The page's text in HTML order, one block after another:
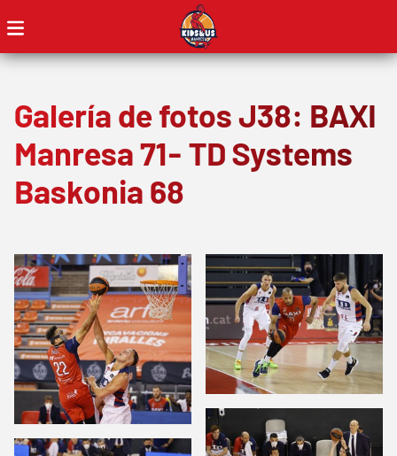
Galería de fotos J38: BAXI
Manresa 71- TD Systems
Baskonia 68